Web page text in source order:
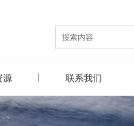
源 联系我们